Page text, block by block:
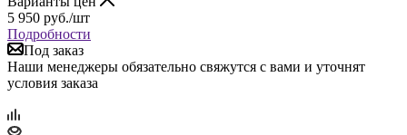
5 950 руб./шт
Подробности
Под заказ
Наши менеджеры обязательно свяжутся с вами и уточнят
условия заказа